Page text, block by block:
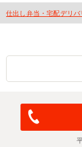
仕出し弁当・宅配デリバ